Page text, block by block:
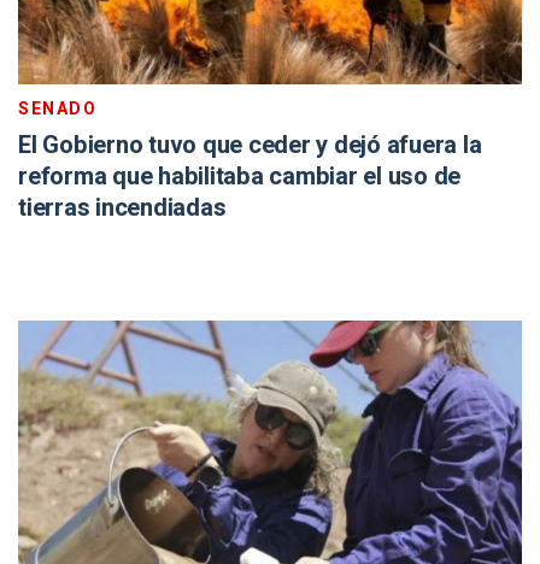
SENADO
El Gobierno tuvo que ceder y dejó afuera la
reforma que habilitaba cambiar el uso de
tierras incendiadas